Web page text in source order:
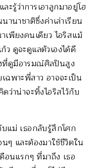
รู้ว่าการเอาลูกมาอยู่โฮ
านาชาติซึ่งค่าเล่าเรียน
เพียงคนเดียว ไอริสแม้
ดูจะดูแลตัวเองได้ดี
ที่ดูมีอารมณ์ศิลปินสูง
ฉพาะพี่สาว อาจจะเป็น
ว่าน่าจะทิ้งไอริสไว้กับ
แม่ เธอกลับรู้สึกโศก
ๆ และต้องมาใช้ชีวิตใน
อนแรกๆ ที่มาถึง เธอ